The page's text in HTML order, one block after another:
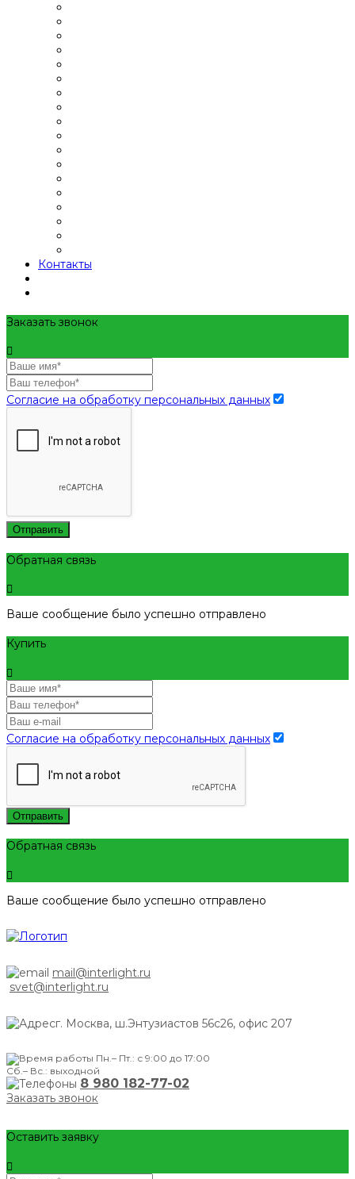
Контакты
Заказать звонок
Согласие на обработку персональных данных
Отправить
Обратная связь
Ваше сообщение было успешно отправлено
Купить
Согласие на обработку персональных данных
Отправить
Обратная связь
Ваше сообщение было успешно отправлено
mail@interlight.ru
svet@interlight.ru
г. Москва, ш.Энтузиастов 56с26, офис 207
Пн.– Пт.: с 9:00 до 17:00
Сб.– Вс.: выходной
8 980 182-77-02
Заказать звонок
Оставить заявку